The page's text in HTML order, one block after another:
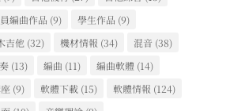
編曲作品 (9) 學生作品 (9)
吉他 (32) 機材情報 (34) 混音 (38)
(13) 編曲 (11) 編曲軟體 (14)
(9) 軟體下載(15) 軟體情報 (124)